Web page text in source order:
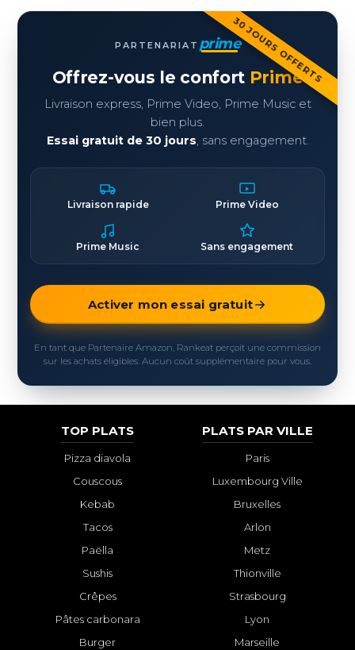
30 JOURS OFFERTS
PARTENARIAT prime
Offrez-vous le confort Prime
Livraison express, Prime Video, Prime Music et
bien plus.
Essai gratuit de 30 jours, sans engagement.
Livraison rapide Prime Video
Prime Music Sans engagement
Activer mon essai gratuit
En tant que Partenaire Amazon, Rankeat perçoit une commission
sur les achats éligibles. Aucun coût supplémentaire pour vous.
TOP PLATS
Pizza diavola
Couscous
Kebab
Tacos
Paëlla
Sushis
Crêpes
Pâtes carbonara
Burger
PLATS PAR VILLE
Paris
Luxembourg Ville
Bruxelles
Arlon
Metz
Thionville
Strasbourg
Lyon
Marseille